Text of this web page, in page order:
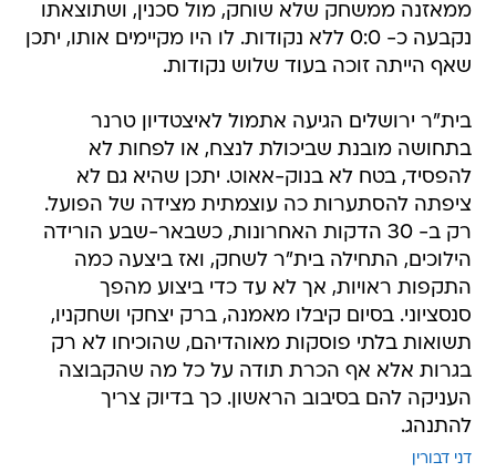
ממאזנה ממשחק שלא שוחק, מול סכנין, ושתוצאתו
נקבעה כ- 0:0 ללא נקודות. לו היו מקיימים אותו, יתכן
שאף הייתה זוכה בעוד שלוש נקודות.
בית"ר ירושלים הגיעה אתמול לאיצטדיון טרנר
בתחושה מובנת שביכולת לנצח, או לפחות לא
להפסיד, בטח לא בנוק-אאוט. יתכן שהיא גם לא
ציפתה להסתערות כה עוצמתית מצידה של הפועל.
רק ב- 30 הדקות האחרונות, כשבאר-שבע הורידה
הילוכים, התחילה בית"ר לשחק, ואז ביצעה כמה
התקפות ראויות, אך לא עד כדי ביצוע מהפך
סנסציוני. בסיום קיבלו מאמנה, ברק יצחקי ושחקניו,
תשואות בלתי פוסקות מאוהדיהם, שהוכיחו לא רק
בגרות אלא אף הכרת תודה על כל מה שהקבוצה
העניקה להם בסיבוב הראשון. כך בדיוק צריך
להתנהג.
דני דבורין